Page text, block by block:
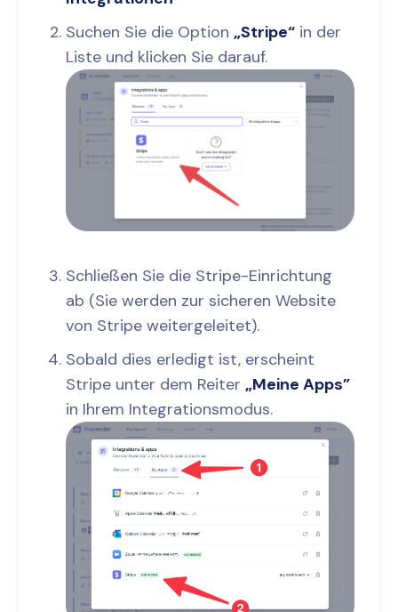
Suchen Sie die Option „Stripe“ in der
Liste und klicken Sie darauf.
Schließen Sie die Stripe-Einrichtung
ab (Sie werden zur sicheren Website
von Stripe weitergeleitet).
Sobald dies erledigt ist, erscheint
Stripe unter dem Reiter „Meine Apps”
in Ihrem Integrationsmodus.